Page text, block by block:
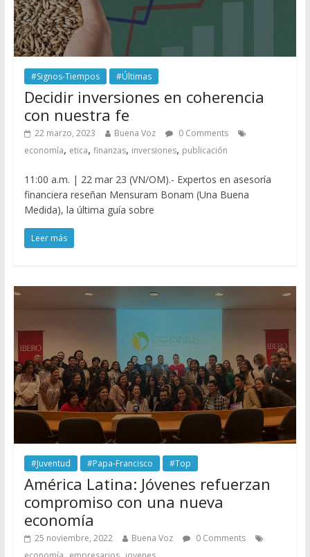
#Signos-Tiempos #Últimas
Decidir inversiones en coherencia
con nuestra fe
22 marzo, 2023 Buena Voz
0 Comments
economía, etica, finanzas, inversiones, publicación
11:00 a.m. | 22 mar 23 (VN/OM).- Expertos en asesoría
financiera reseñan Mensuram Bonam (Una Buena
Medida), la última guía sobre
Leer más
#Juventud #Papa-Francisco #Top
América Latina: Jóvenes refuerzan
compromiso con una nueva
economía
25 noviembre, 2022 Buena Voz
0 Comments